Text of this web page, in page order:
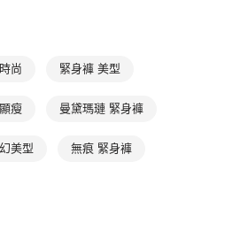
再付款。
】
享後付」後，將跳轉至「AFTEE先享後付」
繳費通知簡訊。
行付款，方視為交易完成。
需立刻繳費，但若您需要取消訂單，請聯絡
配客嘉循環箱包裝寄出
上)免運費
上)免運費
尚 緊身褲 美型
瘦 曼黛瑪璉 緊身褲
美型 無痕 緊身褲